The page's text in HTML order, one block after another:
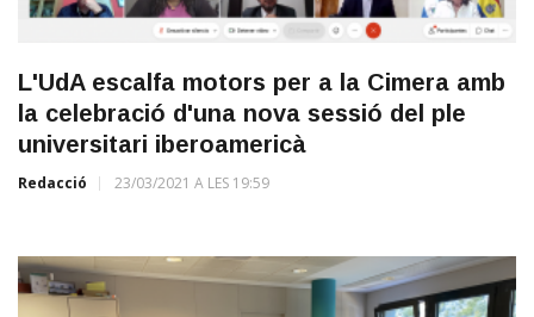
L'UdA escalfa motors per a la Cimera amb
la celebració d'una nova sessió del ple
universitari iberoamericà
Redacció 23/03/2021 A LES 19:59